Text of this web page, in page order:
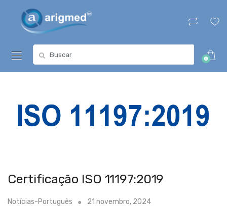
navigation
content
for:
0
Certificação ISO 11197:2019
Notícias-Português 21 novembro, 2024